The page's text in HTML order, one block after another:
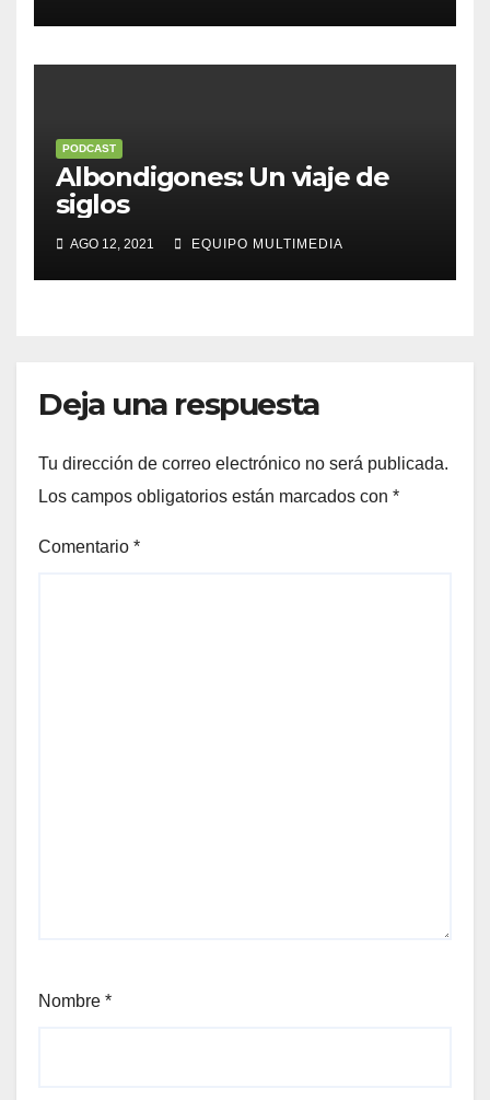
PODCAST
Albondigones: Un viaje de
siglos
AGO 12, 2021 EQUIPO MULTIMEDIA
Deja una respuesta
Tu dirección de correo electrónico no será publicada.
Los campos obligatorios están marcados con *
Comentario *
Nombre *